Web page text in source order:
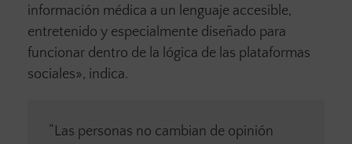
información médica a un lenguaje accesible,
entretenido y especialmente diseñado para
funcionar dentro de la lógica de las plataformas
sociales», indica.
“Las personas no cambian de opinión